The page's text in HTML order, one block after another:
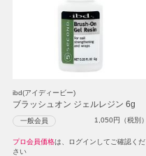
ibd(アイディービー)
ブラッシュオン ジェルレジン 6g
一般会員 1,050円（税別）
プロ会員価格は、ログインしてご確認くだ
さい